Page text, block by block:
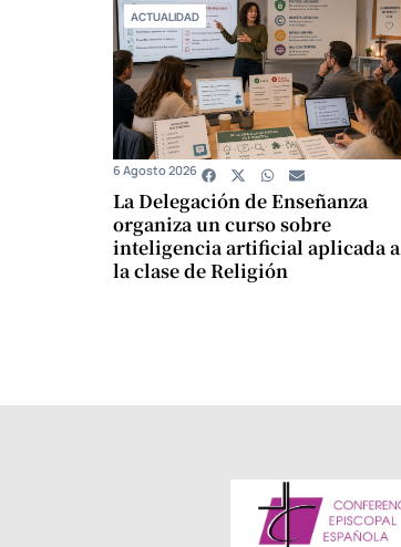
ACTUALIDAD
La Delegación de Enseñanza
organiza un curso sobre
inteligencia artificial aplicada a
la clase de Religión
6 Agosto 2026